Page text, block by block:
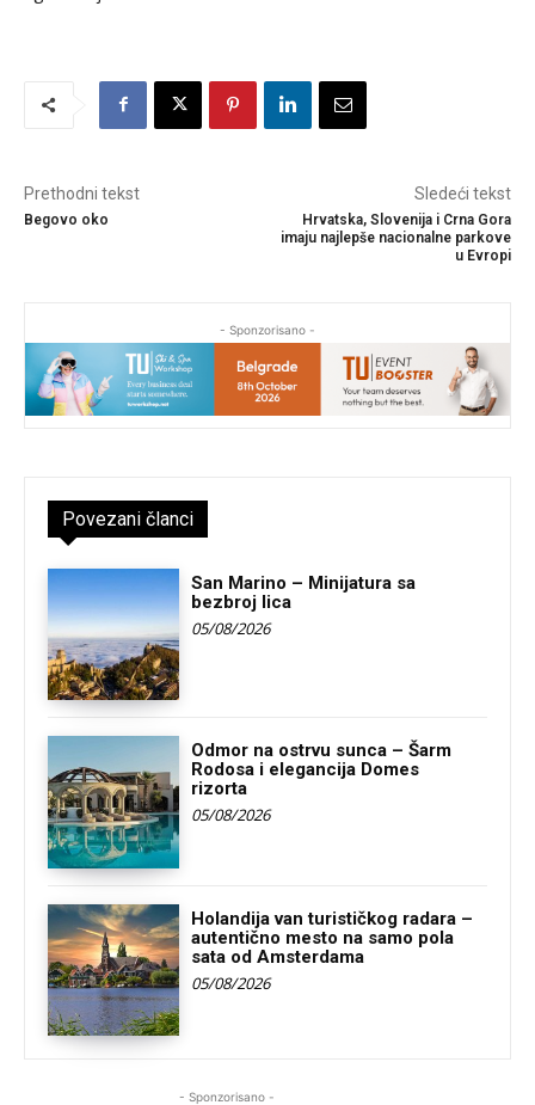
Prethodni tekst
Begovo oko
Sledeći tekst
Hrvatska, Slovenija i Crna Gora
imaju najlepše nacionalne parkove
u Evropi
- Sponzorisano -
Povezani članci
San Marino – Minijatura sa
bezbroj lica
05/08/2026
Odmor na ostrvu sunca – Šarm
Rodosa i elegancija Domes
rizorta
05/08/2026
Holandija van turističkog radara –
autentično mesto na samo pola
sata od Amsterdama
05/08/2026
- Sponzorisano -